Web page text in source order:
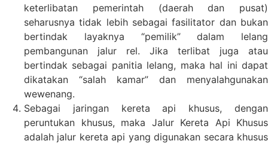
keterlibatan pemerintah (daerah dan pusat)
seharusnya tidak lebih sebagai fasilitator dan bukan
bertindak layaknya “pemilik” dalam lelang
pembangunan jalur rel. Jika terlibat juga atau
bertindak sebagai panitia lelang, maka hal ini dapat
dikatakan “salah kamar” dan menyalahgunakan
wewenang.
Sebagai jaringan kereta api khusus, dengan
peruntukan khusus, maka Jalur Kereta Api Khusus
adalah jalur kereta api yang digunakan secara khusus